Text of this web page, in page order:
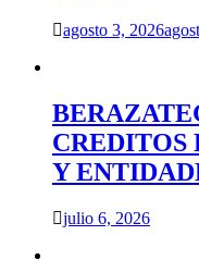
agosto 3, 2026
CREDITOS
Y
julio 6, 2026